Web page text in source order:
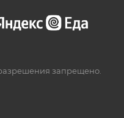
запрещено.